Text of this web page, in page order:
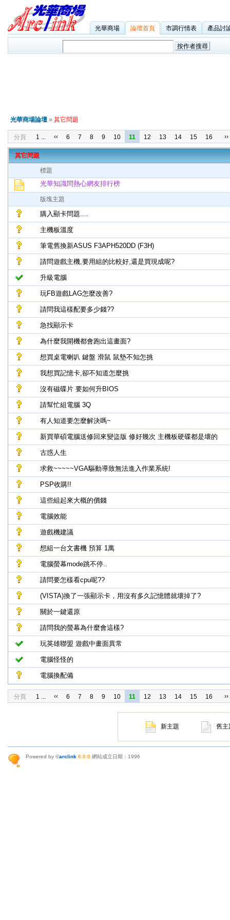
光華商場 論壇首頁 市調行情表 產品討
光華商場論壇 » 其它問題
分頁 1 ... ‹‹ 6 7 8 9 10 11 12 13 14 15 16 ››
其它問題
標題
光華知識問熱心網友排行榜
版塊主題
購入顯卡問題....
主機板溫度
筆電舊換新ASUS F3APH520DD (F3H)
請問遊戲主機,要用組的比較好,還是買現成呢?
升級電腦
玩FB遊戲LAG怎麼改善?
請問我這樣配要多少錢??
急找顯示卡
為什麼我開機都會跑出這畫面?
想買桌電喇叭 鍵盤 滑鼠 鼠墊不知怎挑
我想買記憶卡,卻不知道怎麼挑
沒有磁碟片 要如何升BIOS
請幫忙組電腦 3Q
有人知道要怎麼解決嗎~
新買華碩電腦送修回來變盜版 修好幾次 主機板硬碟都是壞的
古惑人生
求救~~~~~VGA驅動導致無法進入作業系統!
PSP收購!!
這些組起來大概的價錢
電腦效能
遊戲機建議
想組一台文書機 預算 1萬
電腦螢幕mode跳不停..
請問要怎樣看cpu呢??
(VISTA)換了一張顯示卡，用沒有多久記憶體就壞掉了?
關於一鍵還原
請問我的螢幕為什麼會這樣?
玩英雄聯盟 遊戲中畫面異常
電腦怪怪的
電腦換配備
分頁 1 ... ‹‹ 6 7 8 9 10 11 12 13 14 15 16 ››
新主題 舊主
Powered by ©arclink 6.0.0 網站成立日期：1996